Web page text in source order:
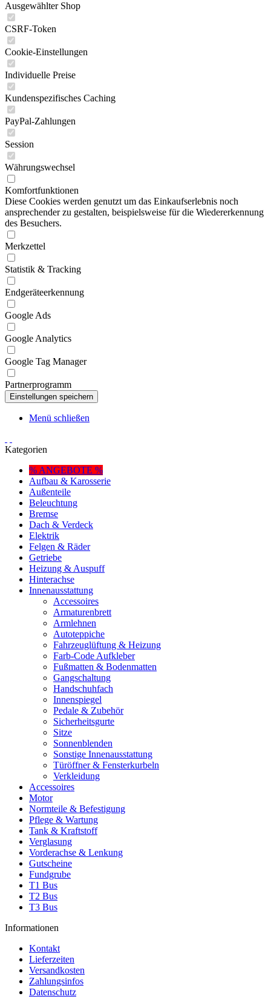
Ausgewählter Shop
CSRF-Token
Cookie-Einstellungen
Individuelle Preise
Kundenspezifisches Caching
PayPal-Zahlungen
Session
Währungswechsel
Komfortfunktionen
Diese Cookies werden genutzt um das Einkaufserlebnis noch
ansprechender zu gestalten, beispielsweise für die Wiedererkennung
des Besuchers.
Merkzettel
Statistik & Tracking
Endgeräteerkennung
Google Ads
Google Analytics
Google Tag Manager
Partnerprogramm
Menü schließen
Kategorien
% ANGEBOTE %
Aufbau & Karosserie
Außenteile
Beleuchtung
Bremse
Dach & Verdeck
Elektrik
Felgen & Räder
Getriebe
Heizung & Auspuff
Hinterachse
Innenausstattung
Accessoires
Armaturenbrett
Armlehnen
Autoteppiche
Fahrzeuglüftung & Heizung
Farb-Code Aufkleber
Fußmatten & Bodenmatten
Gangschaltung
Handschuhfach
Innenspiegel
Pedale & Zubehör
Sicherheitsgurte
Sitze
Sonnenblenden
Sonstige Innenausstattung
Türöffner & Fensterkurbeln
Verkleidung
Accessoires
Motor
Normteile & Befestigung
Pflege & Wartung
Tank & Kraftstoff
Verglasung
Vorderachse & Lenkung
Gutscheine
Fundgrube
T1 Bus
T2 Bus
T3 Bus
Informationen
Kontakt
Lieferzeiten
Versandkosten
Zahlungsinfos
Datenschutz